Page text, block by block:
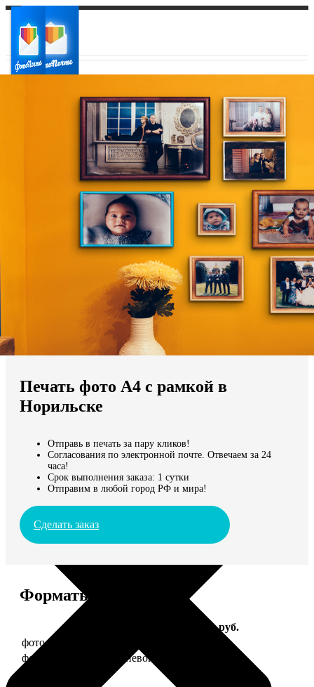
Ваш регион доставки
Выберите из списка:
Мы доставляем по всему миру
Продолжить без города
Печать фото А4 с рамкой в
Норильске
Отправь в печать за пару кликов!
Согласования по электронной почте. Отвечаем за 24
часа!
Срок выполнения заказа: 1 сутки
Отправим в любой город РФ и мира!
Сделать заказ
Форматы и цены
Цена, руб.
фото 20х30 в деревянной рамке
фото 20х30 в алюминиевой рамке